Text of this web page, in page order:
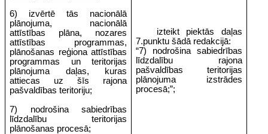
6) izvērtē tās nacionālā
plānojuma, nacionālā
attīstības plāna, nozares
attīstības programmas,
plānošanas reģiona attīstības
programmas un teritorijas
plānojuma daļas, kuras
attiecas uz šīs rajona
pašvaldības teritoriju;
7) nodrošina sabiedrības
līdzdalību teritorijas
plānošanas procesā;
izteikt piektās daļas
7.punktu šādā redakcijā:
“7) nodrošina sabiedrības
līdzdalību rajona
pašvaldības teritorijas
plānojuma izstrādes
procesā;”;